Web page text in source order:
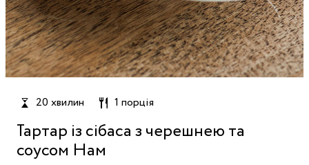
20 хвилин 1 порція
Тартар із сібаса з черешнею та
соусом Нам